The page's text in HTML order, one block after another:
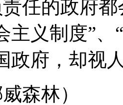
任的政府
主义制度”
政府，却视
森林）